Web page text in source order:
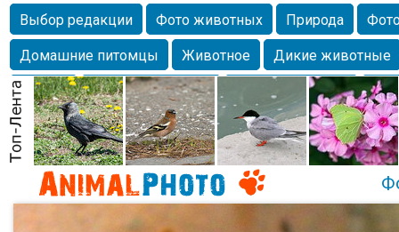
Выбор редакции Фото животных Природа
Домашние питомцы
Животное
Дикие животные
Собаки
Alexanderandronik Млекопитающие
Морда
Собачка Осень Портрет
Домашние
Насекомое
Коты Lebert Дикие птицы Утка